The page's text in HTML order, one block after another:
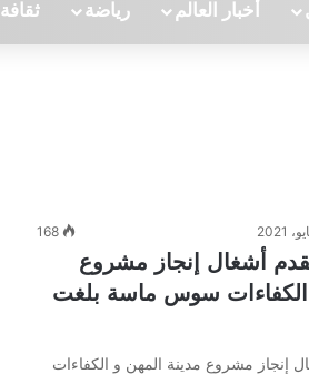
أخبار العالم رياضة ثقافة
168
أشغال إنجاز مشروع
الكفاءات سوس ماسة بلغت
إنجاز مشروع مدينة المهن و الكفاءات